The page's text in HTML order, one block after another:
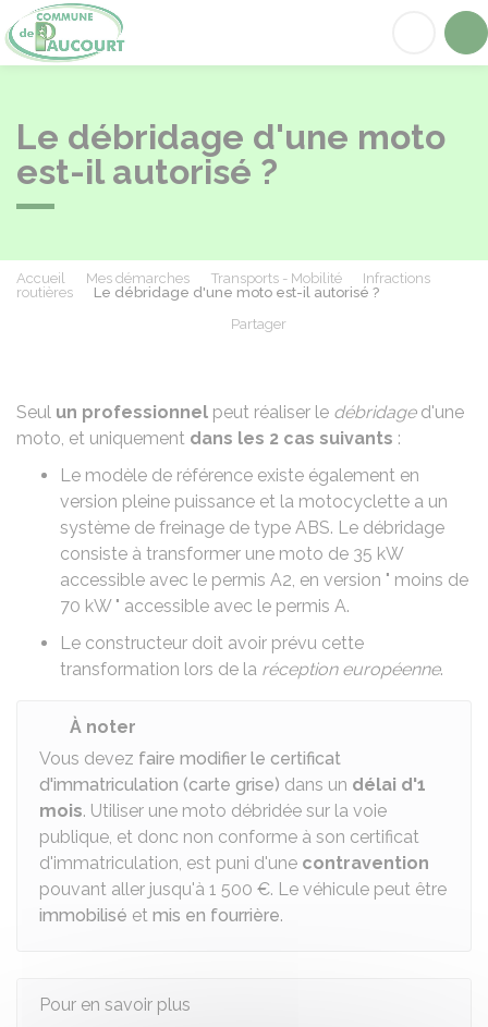
Le débridage d'une moto
est-il autorisé ?
Accueil Mes démarches Transports - Mobilité
Infractions
routières
Le débridage d'une moto est-il autorisé ?
Partager
Seul un professionnel peut réaliser le débridaged'une
moto, et uniquement dans les 2 cas suivants :
Le modèle de référence existe également en
version pleine puissance et la motocyclette a un
système de freinage de type ABS. Le débridage
consiste à transformer une moto de 35 kW
accessible avec le permis A2, en version " moins de
70 kW" accessible avec le permis A.
Le constructeur doit avoir prévu cette
transformation lors de la réception européenne.
À noter
Vous devez faire modifier le certificat
d'immatriculation (carte grise) dans un délai d'1
mois. Utiliser une moto débridée sur la voie
publique, et donc non conforme à son certificat
d'immatriculation, est puni d'une contravention
pouvant aller jusqu'à 1 500 €. Le véhicule peut être
immobilisé et mis en fourrière.
Pour en savoir plus